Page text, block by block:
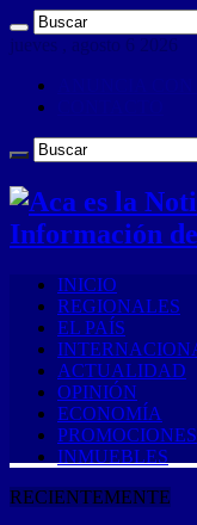
jueves , agosto 6 2026
Información
INICIO
REGIONALES
EL PAÍS
ACTUALIDAD
OPINIÓN
ECONOMÍA
PROMOCIONES
INMUEBLES
RECIENTEMENTE